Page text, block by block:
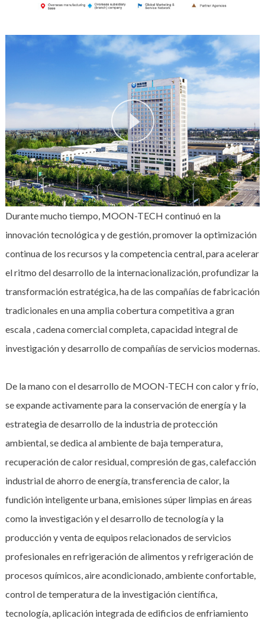
Durante mucho tiempo, MOON-TECH continuó en la
innovación tecnológica y de gestión, promover la optimización
continua de los recursos y la competencia central, para acelerar
el ritmo del desarrollo de la internacionalización, profundizar la
transformación estratégica, ha de las compañías de fabricación
tradicionales en una amplia cobertura competitiva a gran
escala , cadena comercial completa, capacidad integral de
investigación y desarrollo de compañías de servicios modernas.
De la mano con el desarrollo de MOON-TECH con calor y frío,
se expande activamente para la conservación de energía y la
estrategia de desarrollo de la industria de protección
ambiental, se dedica al ambiente de baja temperatura,
recuperación de calor residual, compresión de gas, calefacción
industrial de ahorro de energía, transferencia de calor, la
fundición inteligente urbana, emisiones súper limpias en áreas
como la investigación y el desarrollo de tecnología y la
producción y venta de equipos relacionados de servicios
profesionales en refrigeración de alimentos y refrigeración de
procesos químicos, aire acondicionado, ambiente confortable,
control de temperatura de la investigación científica,
tecnología, aplicación integrada de edificios de enfriamiento